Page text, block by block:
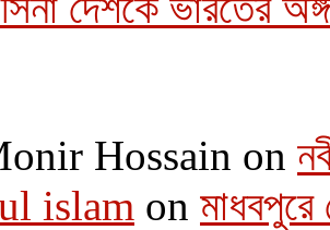
Hossain on
islam on